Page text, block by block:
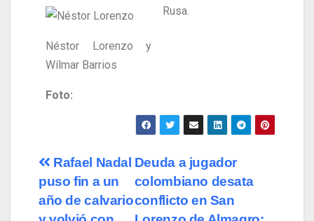
Néstor Lorenzo y
Wílmar Barrios
Foto:
Rusa.
Deuda a jugador
colombiano desata
conflicto en San
Rafael Nadal
puso fin a un
año de calvario